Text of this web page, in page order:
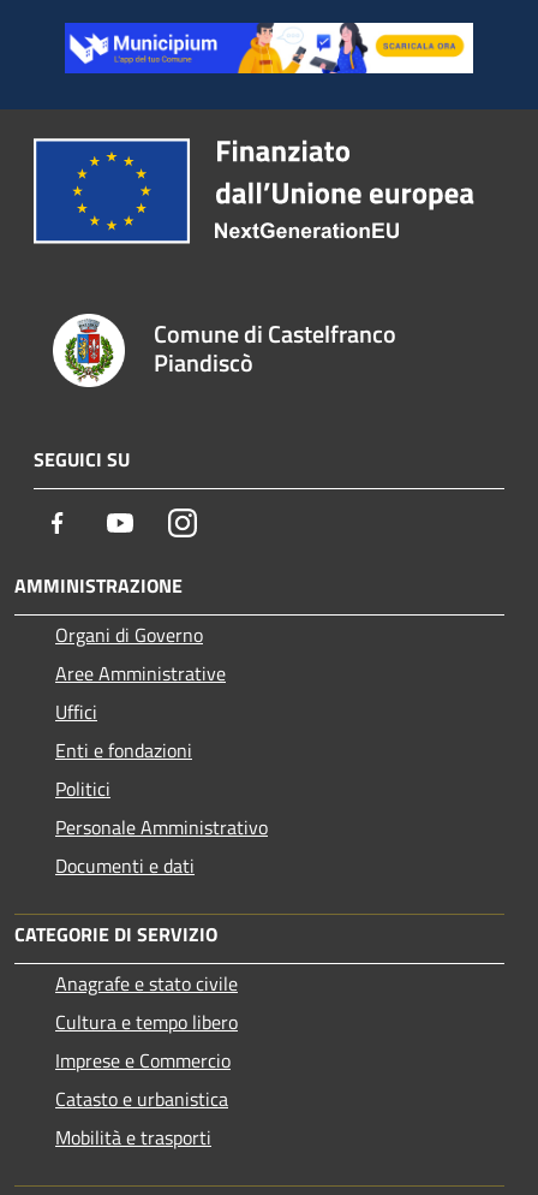
Comune di Castelfranco
Piandiscò
SEGUICI SU
Facebook YoutubeInstagram
AMMINISTRAZIONE
Organi di Governo
Aree Amministrative
Uffici
Enti e fondazioni
Politici
Personale Amministrativo
Documenti e dati
CATEGORIE DI SERVIZIO
Anagrafe e stato civile
Cultura e tempo libero
Imprese e Commercio
Catasto e urbanistica
Mobilità e trasporti